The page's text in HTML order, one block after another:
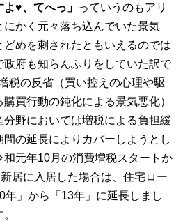
♥、てへっ」 っていうのもアリ
にかく元々落ち込んでいた景気
めを刺されたともいえるのでは
府も知らんふりをしていた訳で
税の反省（買い控えの心理や駆
買行動の鈍化による景気悪化）
野においては増税による負担緩
の延長によりカバーしようとし
和元年10月の消費増税スタートか
居に入居した場合は、住宅ロー
年」から「13年」に延長しまし